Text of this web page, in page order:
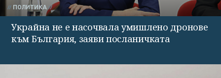
ПОЛИТИКА
Украйна не е насочвала умишлено дронове
към България, заяви посланичката